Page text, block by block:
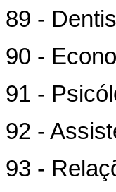
89 -
90 -
91 -
92 -
93 -